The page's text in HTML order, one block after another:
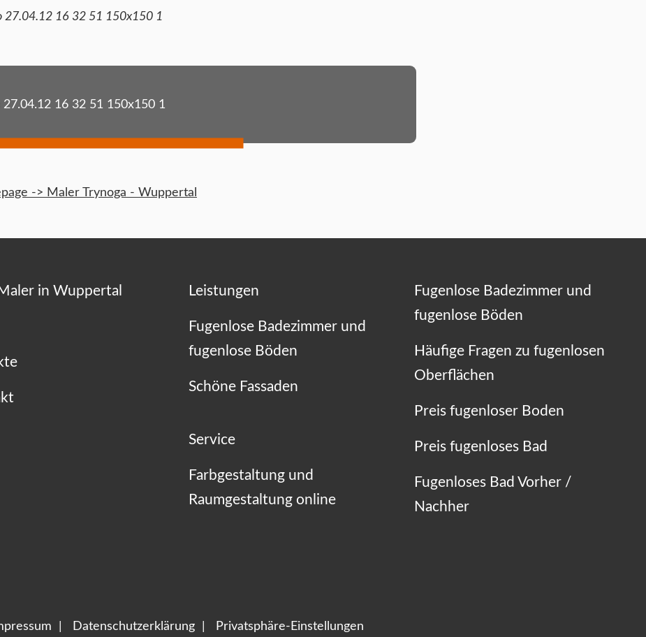
27.04.12 16 32 51 150x150 1
27.04.12 16 32 51 150x150 1
-> Maler Trynoga - Wuppertal
in Wuppertal Leistungen
Fugenlose Badezimmer und
fugenlose Böden
Schöne Fassaden
Service
Farbgestaltung und
Raumgestaltung online
Fugenlose Badezimmer und
fugenlose Böden
Häufige Fragen zu fugenlosen
Oberflächen
Preis fugenloser Boden
Preis fugenloses Bad
Fugenloses Bad Vorher /
Nachher
Datenschutzerklärung Privatsphäre-Einstellungen